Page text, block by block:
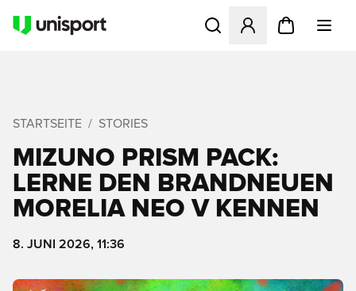
Öffnet ein Fenster zum
STARTSEITE STORIES
MIZUNO PRISM PACK:
LERNE DEN BRANDNEUEN
MORELIA NEO V KENNEN
8. JUNI 2026, 11:36